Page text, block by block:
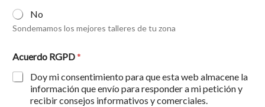
No
Sondemamos los mejores talleres de tu zona
Acuerdo RGPD*
Doy mi consentimiento para que esta web almacene la
información que envío para responder a mi petición y
recibir consejos informativos y comerciales.